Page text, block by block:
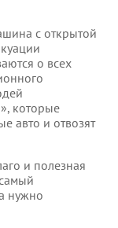
Эвакуатор в
Эвакуатор в
Эвакуатор во
Эвакуация
Эвакуация
с открытой
о всех
которые
авто и отвозят
и полезная
нужно